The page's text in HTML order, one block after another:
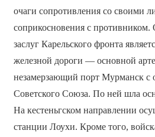
очаги сопротивления со своими
соприкосновения с
заслуг Карельского фронта
железной дороги — основной
незамерзающий порт Мурманск с
Советского Союза. По ней шла
На кестеньгском направлении
станции Лоухи. Кроме того,